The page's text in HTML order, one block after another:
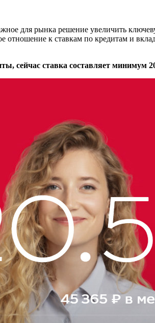
для рынка решение увеличить
отношение к ставкам по кредитам и
сейчас ставка составляет минимум